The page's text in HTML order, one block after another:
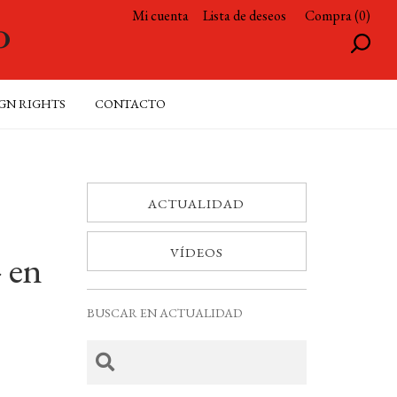
Mi cuenta Lista de deseos Compra (0)
RIGHTS CONTACTO
ACTUALIDAD
VÍDEOS
BUSCAR EN ACTUALIDAD